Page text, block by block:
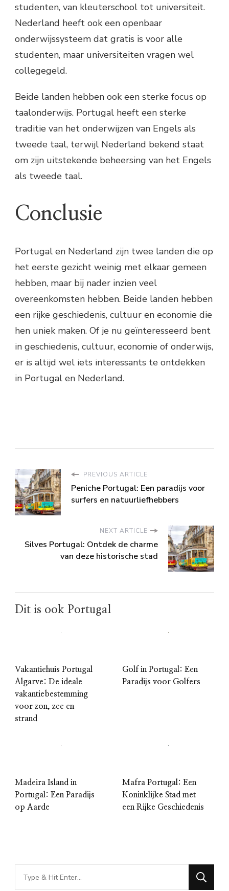
studenten, van kleuterschool tot universiteit.
Nederland heeft ook een openbaar
onderwijssysteem dat gratis is voor alle
studenten, maar universiteiten vragen wel
collegegeld.
Beide landen hebben ook een sterke focus op
taalonderwijs. Portugal heeft een sterke
traditie van het onderwijzen van Engels als
tweede taal, terwijl Nederland bekend staat
om zijn uitstekende beheersing van het Engels
als tweede taal.
Conclusie
Portugal en Nederland zijn twee landen die op
het eerste gezicht weinig met elkaar gemeen
hebben, maar bij nader inzien veel
overeenkomsten hebben. Beide landen hebben
een rijke geschiedenis, cultuur en economie die
hen uniek maken. Of je nu geïnteresseerd bent
in geschiedenis, cultuur, economie of onderwijs,
er is altijd wel iets interessants te ontdekken
in Portugal en Nederland.
PREVIOUS ARTICLE
Peniche Portugal: Een paradijs voor
surfers en natuurliefhebbers
NEXT ARTICLE
Silves Portugal: Ontdek de charme
van deze historische stad
Dit is ook Portugal
Vakantiehuis Portugal
Algarve: De ideale
vakantiebestemming
voor zon, zee en
strand
Golf in Portugal: Een
Paradijs voor Golfers
Madeira Island in
Portugal: Een Paradijs
op Aarde
Mafra Portugal: Een
Koninklijke Stad met
een Rijke Geschiedenis
Looking
for